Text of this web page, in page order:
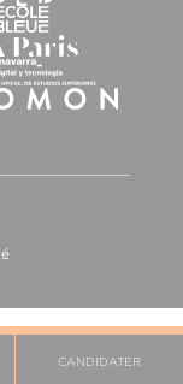
CANDIDATER